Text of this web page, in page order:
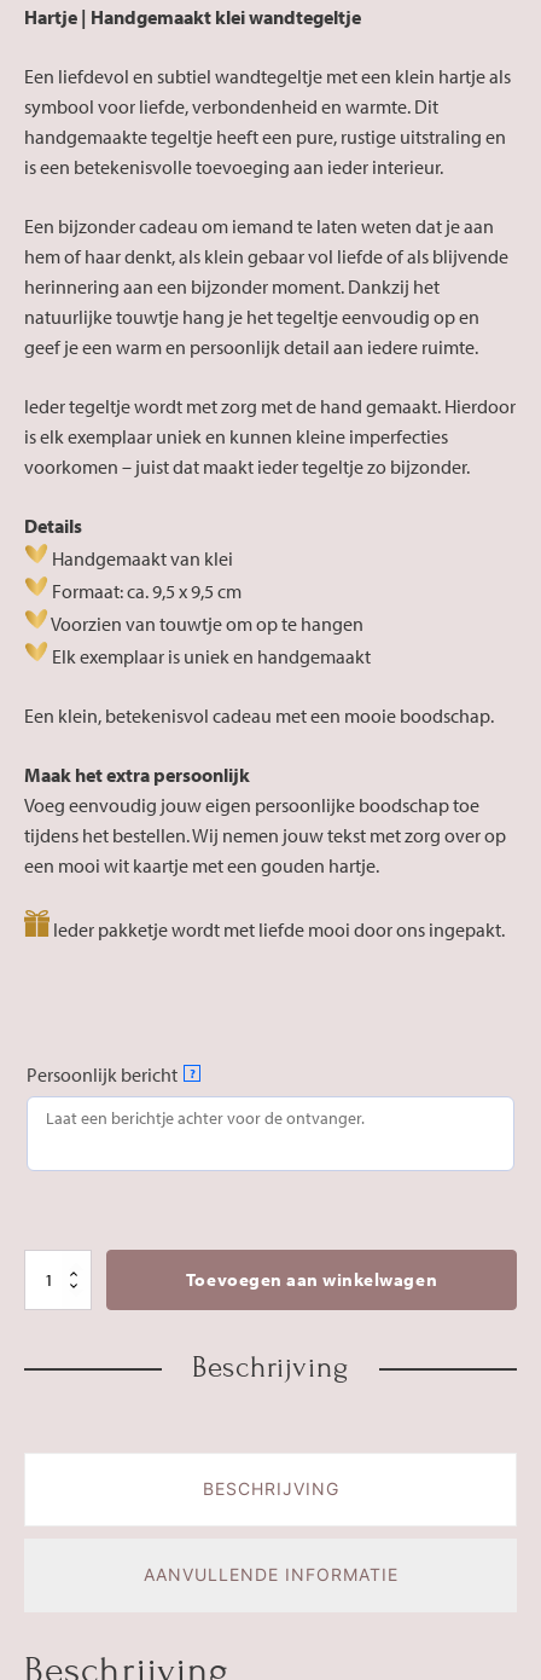
Hartje | Handgemaakt klei wandtegeltje
Een liefdevol en subtiel wandtegeltje met een klein hartje als
symbool voor liefde, verbondenheid en warmte. Dit
handgemaakte tegeltje heeft een pure, rustige uitstraling en
is een betekenisvolle toevoeging aan ieder interieur.
Een bijzonder cadeau om iemand te laten weten dat je aan
hem of haar denkt, als klein gebaar vol liefde of als blijvende
herinnering aan een bijzonder moment. Dankzij het
natuurlijke touwtje hang je het tegeltje eenvoudig op en
geef je een warm en persoonlijk detail aan iedere ruimte.
Ieder tegeltje wordt met zorg met de hand gemaakt. Hierdoor
is elk exemplaar uniek en kunnen kleine imperfecties
voorkomen – juist dat maakt ieder tegeltje zo bijzonder.
Details
Handgemaakt van klei
Formaat: ca. 9,5 x 9,5 cm
Voorzien van touwtje om op te hangen
Elk exemplaar is uniek en handgemaakt
Een klein, betekenisvol cadeau met een mooie boodschap.
Maak het extra persoonlijk
Voeg eenvoudig jouw eigen persoonlijke boodschap toe
tijdens het bestellen. Wij nemen jouw tekst met zorg over op
een mooi wit kaartje met een gouden hartje.
Ieder pakketje wordt met liefde mooi door ons ingepakt.
Persoonlijk bericht ?
Wandtegeltje
Toevoegen aan winkelwagen
Beschrijving
BESCHRIJVING
AANVULLENDE INFORMATIE
Beschrijving